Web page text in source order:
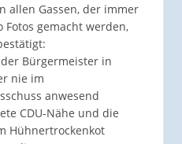
allen Gassen, der immer
Fotos gemacht werden,
Bürgermeister in
nie im
anwesend
CDU-Nähe und die
Hühnertrockenkot